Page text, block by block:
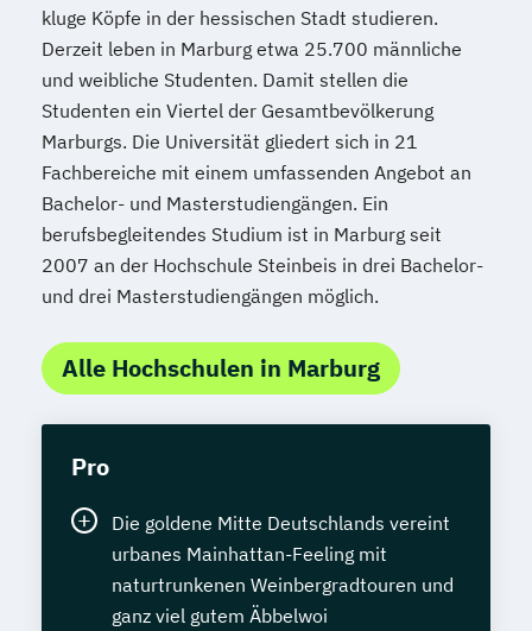
kluge Köpfe in der hessischen Stadt studieren.
Derzeit leben in Marburg etwa 25.700 männliche
und weibliche Studenten. Damit stellen die
Studenten ein Viertel der Gesamtbevölkerung
Marburgs. Die Universität gliedert sich in 21
Fachbereiche mit einem umfassenden Angebot an
Bachelor- und Masterstudiengängen. Ein
berufsbegleitendes Studium ist in Marburg seit
2007 an der Hochschule Steinbeis in drei Bachelor-
und drei Masterstudiengängen möglich.
Alle Hochschulen in Marburg
Pro
Die goldene Mitte Deutschlands vereint
urbanes Mainhattan-Feeling mit
naturtrunkenen Weinbergradtouren und
ganz viel gutem Äbbelwoi